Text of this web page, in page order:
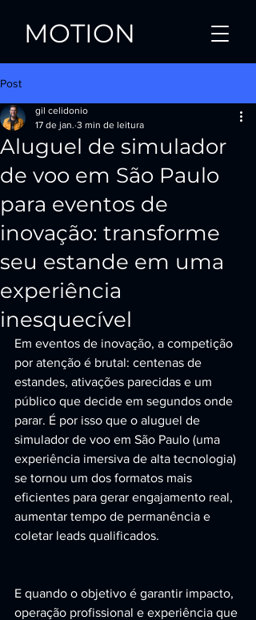
MOTION
Post
Aluguel de simulador
de voo em São Paulo
para eventos de
inovação: transforme
seu estande em uma
experiência
inesquecível
gil celidonio
17 de jan. 3 min de leitura
Em eventos de inovação, a competição
por atenção é brutal: centenas de
estandes, ativações parecidas e um
público que decide em segundos onde
parar. É por isso que o aluguel de
simulador de voo em São Paulo (uma
experiência imersiva de alta tecnologia)
se tornou um dos formatos mais
eficientes para gerar engajamento real,
aumentar tempo de permanência e
coletar leads qualificados.
E quando o objetivo é garantir impacto,
operação profissional e experiência que